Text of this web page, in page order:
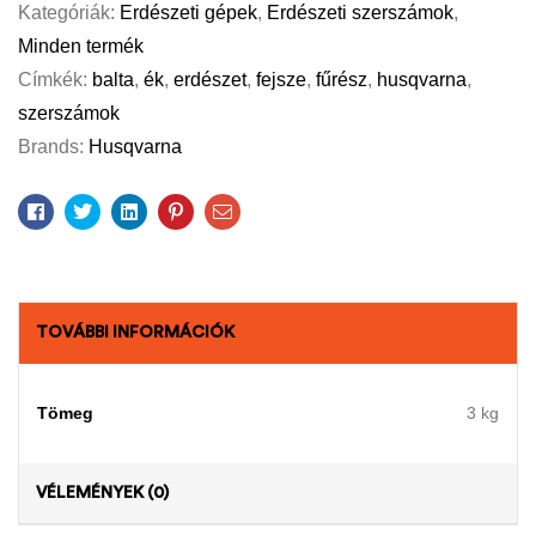
Kategóriák: Erdészeti gépek, Erdészeti szerszámok,
Minden termék
Címkék: balta, ék, erdészet, fejsze, fűrész, husqvarna,
szerszámok
Brands: Husqvarna
Facebook
TwitterLinkedinPinterestEmail
TOVÁBBI INFORMÁCIÓK
Tömeg 3 kg
VÉLEMÉNYEK (0)